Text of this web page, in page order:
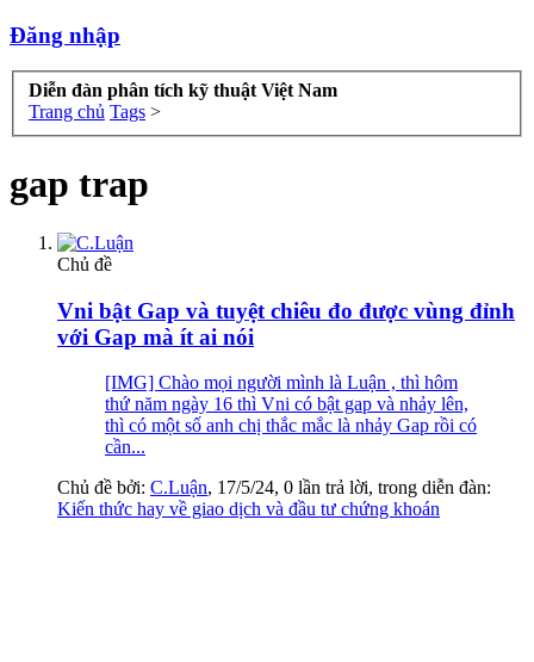
Đăng nhập
Diễn đàn phân tích kỹ thuật Việt Nam
Trang chủ Tags >
gap trap
Chủ đề
Vni bật Gap và tuyệt chiêu đo được vùng đỉnh
với Gap mà ít ai nói
[IMG] Chào mọi người mình là Luận , thì hôm
thứ năm ngày 16 thì Vni có bật gap và nhảy lên,
thì có một số anh chị thắc mắc là nhảy Gap rồi có
cần...
Chủ đề bởi: C.Luận, 17/5/24, 0 lần trả lời, trong diễn đàn:
Kiến thức hay về giao dịch và đầu tư chứng khoán